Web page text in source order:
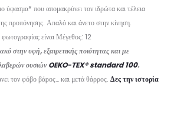
ύφασμα* που απομακρύνει τον ιδρώτα και τέλεια
προπόνησης. Απαλό και άνετο στην κίνηση.
είναι Μέγεθος: 12
στην υφή, εξαιρετικής ποιότητας και με
ουσιών OEKO-TEX® standard 100.
τον φόβο βάρος… και μετά θάρρος. Δες την ιστορία